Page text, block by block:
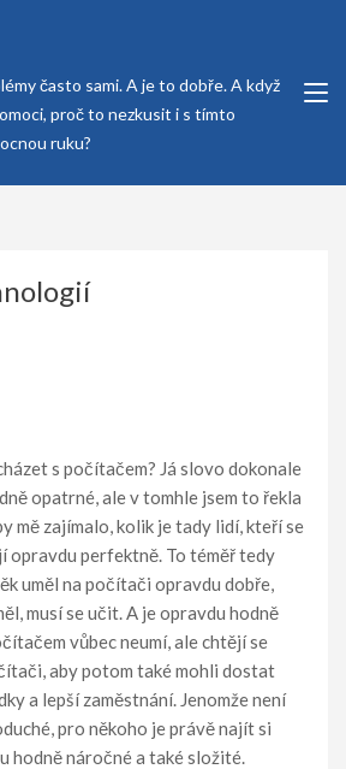
často sami. A je to dobře. A když
proč to nezkusit i s tímto
ruku?
s počítačem? Já slovo dokonale
opatrné, ale v tomhle jsem to řekla
mě zajímalo, kolik je tady lidí, kteří se
opravdu perfektně. To téměř tedy
uměl na počítači opravdu dobře,
musí se učit. A je opravdu hodně
vůbec neumí, ale chtějí se
aby potom také mohli dostat
a lepší zaměstnání. Jenomže není
pro někoho je právě najít si
hodně náročné a také složité.